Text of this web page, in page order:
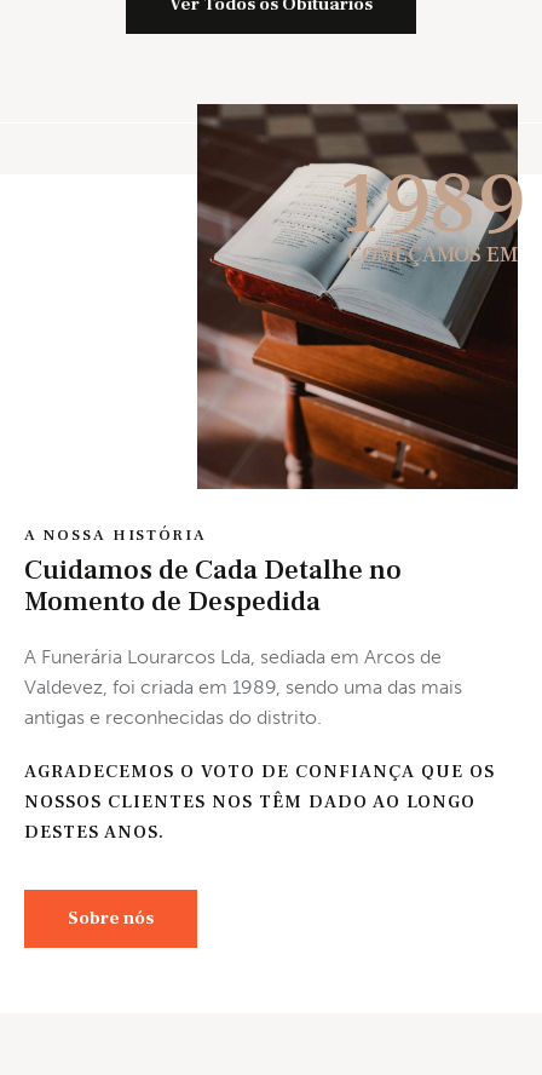
1989
COMEÇAMOS EM
A NOSSA HISTÓRIA
Cuidamos de Cada Detalhe no
Momento de Despedida
A Funerária Lourarcos Lda, sediada em Arcos de
Valdevez, foi criada em 1989, sendo uma das mais
antigas e reconhecidas do distrito.
AGRADECEMOS O VOTO DE CONFIANÇA QUE OS
NOSSOS CLIENTES NOS TÊM DADO AO LONGO
DESTES ANOS.
Sobre nós